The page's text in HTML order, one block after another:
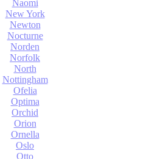
Naomi
New York
Newton
Nocturne
Norden
Norfolk
North
Nottingham
Ofelia
Optima
Orchid
Orion
Ornella
Oslo
Otto